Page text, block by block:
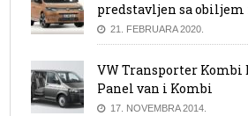
predstavljen sa
21. FEBRUARA 2020.
VW Transporter Kombi
Panel van i Kombi
17. NOVEMBRA 2014.